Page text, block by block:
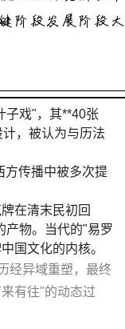
子戏"，其**40张
，被认为与历法
方传播中被多次提
在清末民初回
产物。当代的"易罗
国文化的内核。
经异域重塑，最终
有往"的动态过